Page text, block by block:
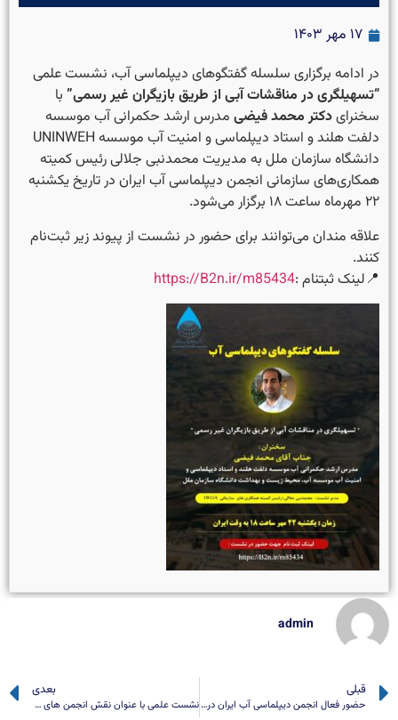
۱۷ مهر ۱۴۰۳
در ادامه برگزاری سلسله گفتگوهای دیپلماسی آب، نشست علمی
“تسهیلگری در مناقشات آبی از طریق بازیگران غیر رسمی” با
سخنرایدکتر محمد فیضی مدرس ارشد حکمرانی آب موسسه
دلفت هلند و استاد دیپلماسی و امنیت آب موسسه UNINWEH
دانشگاه سازمان ملل به مدیریت محمدنبی جلالیرئیس کمیته
همکاری‌های سازمانی انجمن دیپلماسی آب ایران در تاریخیکشنبه
۲۲ مهرماه ساعت ۱۸ برگزار می‌شود.
علاقه مندان می‌توانند برای حضور در نشست از پیوند زیر ثبت‌نام
کنند.
📍لینک ثبتنام :https://B2n.ir/m85434
admin
قبلی
حضور فعال انجمن دیپلماسی آب ایران در کنفرانس احیای تالاب بین المللی هامون
بعدی
نشست علمی با عنوان نقش انجمن های علمی در تقویت دیپلماسی محیط زیست کشور برگزار می شود